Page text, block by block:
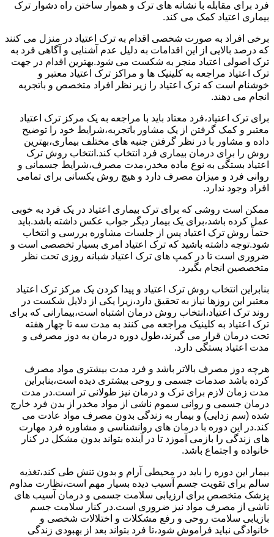
فرد برای مقابله با نشانه های ترک و هموار ساختن راه دشوار ترک
بیماری اعتیاد کمک می کند.
برخی افراد به صورت شخصی اقدام به ترک اعتیاد در منزل می کنند
که درصد بالایی از این اقدامات به دلیل عدم آشنایی و آگاهی فرد به
ترک اصولی اعتیاد منجر به شکست می شود.بهترین اقدام در جهت
ترک اعتیاد مراجعه به کلینیک ها و مراکز ترک اعتیاد معتبر و
خوشنام است که ترک اعتیاد را زیر نظر افراد متخصص و باتجربه
انجام می دهند.
برای ترک اعتیاد،فرد معتاد باید با مراجعه به یک مرکز ترک اعتیاد
معتبر و کمک گرفتن از یک مشاور باتجربه،شرایط خود را توضیح
داده و مشاور با در نظر گرفتن جنبه های مختلف بیماری،بهترین
روش را برای درمان بیماری فرد انتخاب کند.انتخاب روش ترک
اعتیاد بستگی به نوع ماده مخدر،مدت مصرف،شرایط جسمانی و
روانی فرد و میزان مصرف دارد و هیچ روش یکسانی برای تمامی
افراد وجود ندارد.
ممکن است روشی که برای ترک بیماری اعتیاد در یک فرد به خوبی
عمل کرده باشد،برای یک بیمار دیگر جواب عکس داشته باشد.باید
حتماً روش ترک اعتیاد پس از جلسات مشاوره بررسی و انتخاب
شود.توجه داشته باشید که ترک اعتیاد امری بسیار تخصصی است و
ضروری است تا در کمپ های ترک اعتیاد شبانه روزی تحت نظر
متخصصین انجام بگیرد.
بنابراین انتخاب روش ترک اعتیاد و پیدا کردن یک مرکز ترک اعتیاد
معتبر این روزها نیاز به تحقیق دارد،زیرا یکی از دلایل شکست در
روند ترک اعتیاد،انتخاب روش درمان اشتباه است،بیمارانی که برای
ترک اعتیاد به کلینیک مراجعه می کنند به مدت سه تا چهار هفته
تحت درمان قرار می گیرند،طول دوره درمان به دوز مصرفی و
مدت اعتیاد بستگی دارد.
هرچه دوز مصرف بالاتر باشد و فرد مدت بیشتری مواد مصرف
کرده باشد صدمات جسمی و روحی بیشتری دیده است،بنابراین
مدت زمان لازم برای ترک و درمان نیز طولانی تر است.در مدت
درمان جسمی و روانی سموم ناشی از مواد مخدر از بدن فرد خارج
شده (سم زدایی) و بیمار به زندگی بدون مصرف مواد عادت می
کند.در این دوره با درمان های روانشناسی و مشاوره فرد مهارت
های زندگی را بازمی آموزد تا در آینده بتواند بدون مشکل در کنار
خانواده و اجتماع باشد.
بیمار این دوره را باید در محیطی آرام و بدون تنش طی کند،تغذیه
سالم برای تقویت جسم آسیب دیده بسیار مهم است،نظارت مداوم
پزشک متخصص برای ارزیابی سلامت جسمی و درمان آسیب های
ناشی از مصرف مواد نیز ضروری است.در کنار سلامت جسم
بازیابی سلامت روحی و رفع مشکلات و اختلالات شخصی و
خانوادگی نباید فراموش شود،تا فرد بتواند بعد از بهبودی زندگی